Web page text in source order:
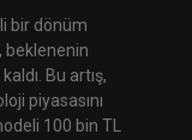
bir dönüm
beklenenin
Bu artış,
piyasasını
100 bin TL